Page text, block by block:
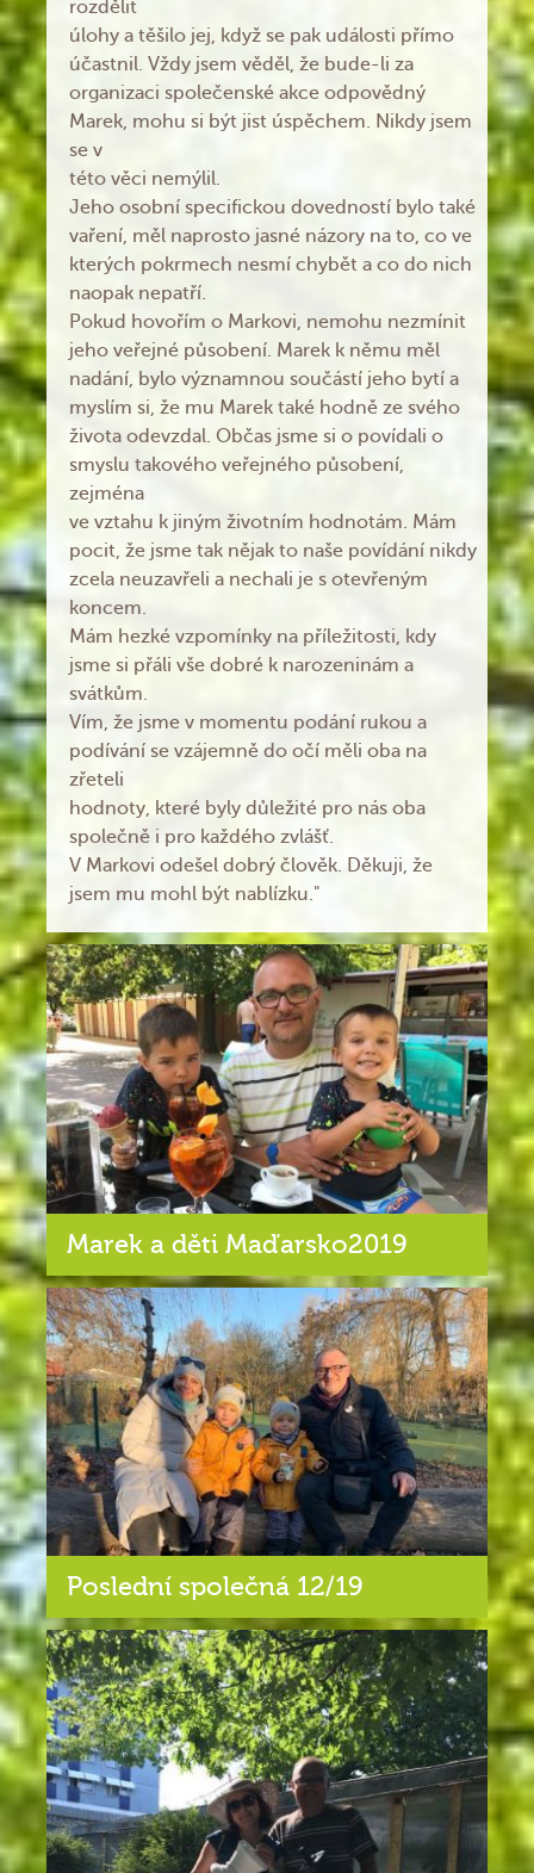
rozdělit
úlohy a těšilo jej, když se pak události přímo
účastnil. Vždy jsem věděl, že bude-li za
organizaci společenské akce odpovědný
Marek, mohu si být jist úspěchem. Nikdy jsem
se v
této věci nemýlil.
Jeho osobní specifickou dovedností bylo také
vaření, měl naprosto jasné názory na to, co ve
kterých pokrmech nesmí chybět a co do nich
naopak nepatří.
Pokud hovořím o Markovi, nemohu nezmínit
jeho veřejné působení. Marek k němu měl
nadání, bylo významnou součástí jeho bytí a
myslím si, že mu Marek také hodně ze svého
života odevzdal. Občas jsme si o povídali o
smyslu takového veřejného působení,
zejména
ve vztahu k jiným životním hodnotám. Mám
pocit, že jsme tak nějak to naše povídání nikdy
zcela neuzavřeli a nechali je s otevřeným
koncem.
Mám hezké vzpomínky na příležitosti, kdy
jsme si přáli vše dobré k narozeninám a
svátkům.
Vím, že jsme v momentu podání rukou a
podívání se vzájemně do očí měli oba na
zřeteli
hodnoty, které byly důležité pro nás oba
společně i pro každého zvlášť.
V Markovi odešel dobrý člověk. Děkuji, že
jsem mu mohl být nablízku."
Marek a děti Maďarsko2019
Poslední společná 12/19